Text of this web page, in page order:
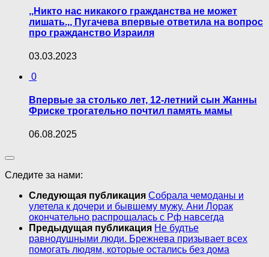
,,Никто нас никакого гражданства не может
лишать.,, Пугачева впервые ответила на вопрос
про гражданство Израиля
03.03.2023
0
Впервые за столько лет, 12-летний сын Жанны
Фриске трогательно почтил память мамы
06.08.2025
Следите за нами:
Следующая публикация Собрала чемоданы и
улетела к дочери и бывшему мужу. Ани Лорак
окончательно распрощалась с Рф навсегда
Предыдущая публикация Не будтье
равнодушными люди. Брежнева призывает всех
помогать людям, которые остались без дома